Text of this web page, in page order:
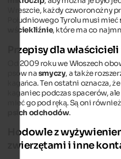
Wreszcie, każdy czworonożny
Południowego Tyrolu musi mieć
wściekliźnie, które ma co
Przepisy dla
Od 2009 roku we Włoszech
psów nasmyczy, a także
kagańca. Ten ostatni oznacza,
kaganiec podczas spacerów,
mieć go pod ręką. Są oni
psich odchodów.
Hodowle z
zwierzętami i inne